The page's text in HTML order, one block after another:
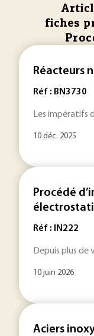
fiches
Réacteurs
Réf : BN3730
Les impératifs
10 déc. 2025
Procédé
Réf : IN222
Depuis plus
10 juin 2026
Aciers